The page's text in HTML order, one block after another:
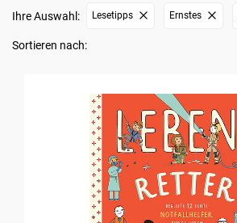
Ihre Auswahl: Lesetipps Ernstes
Sortieren nach: